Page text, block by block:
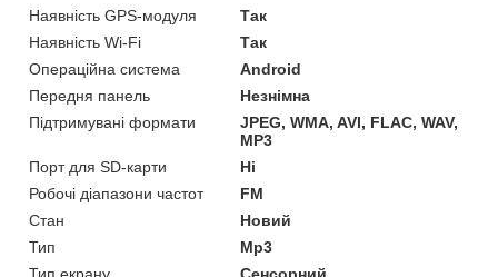
Наявність GPS-модуля
Так
Наявність Wi-Fi
Так
Операційна система
Android
Передня панель
Незнімна
Підтримувані формати
JPEG, WMA, AVI, FLAC, WAV,
MP3
Порт для SD-карти
Ні
Робочі діапазони частот
FM
Стан
Новий
Тип
Mp3